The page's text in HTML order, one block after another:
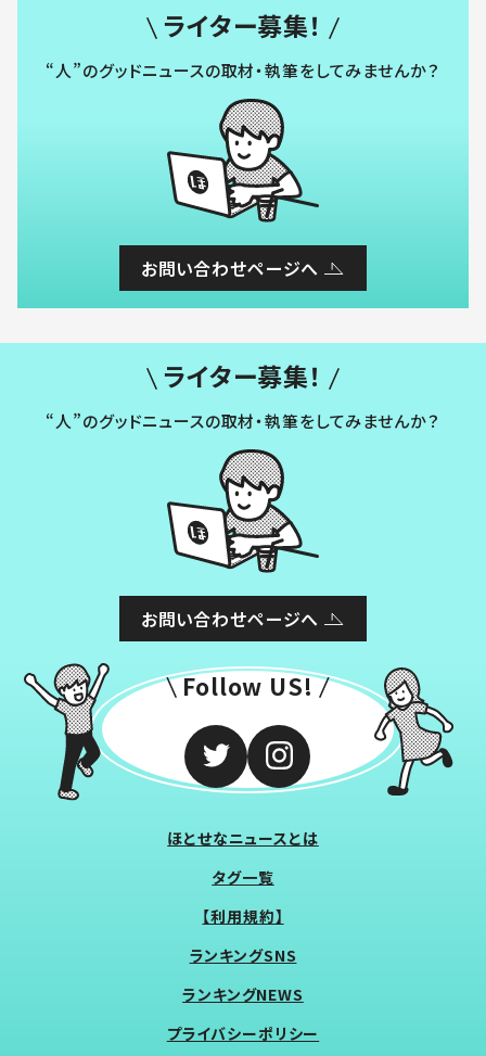
ライター募集！
“人”のグッドニュースの取材・執筆をしてみませんか？
お問い合わせページへ
ライター募集！
“人”のグッドニュースの取材・執筆をしてみませんか？
お問い合わせページへ
Follow US!
ほとせなニュースとは
タグ一覧
【利用規約】
ランキングSNS
ランキングNEWS
プライバシーポリシー